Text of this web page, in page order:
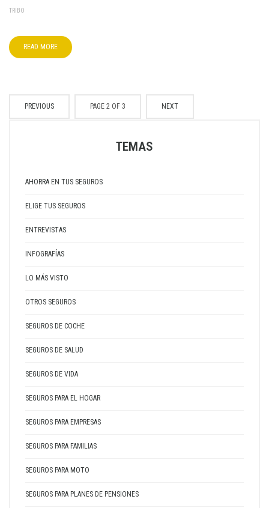
TRIBO
READ MORE
PREVIOUS PAGE 2 OF 3 NEXT
TEMAS
AHORRA EN TUS SEGUROS
ELIGE TUS SEGUROS
ENTREVISTAS
INFOGRAFÍAS
LO MÁS VISTO
OTROS SEGUROS
SEGUROS DE COCHE
SEGUROS DE SALUD
SEGUROS DE VIDA
SEGUROS PARA EL HOGAR
SEGUROS PARA EMPRESAS
SEGUROS PARA FAMILIAS
SEGUROS PARA MOTO
SEGUROS PARA PLANES DE PENSIONES